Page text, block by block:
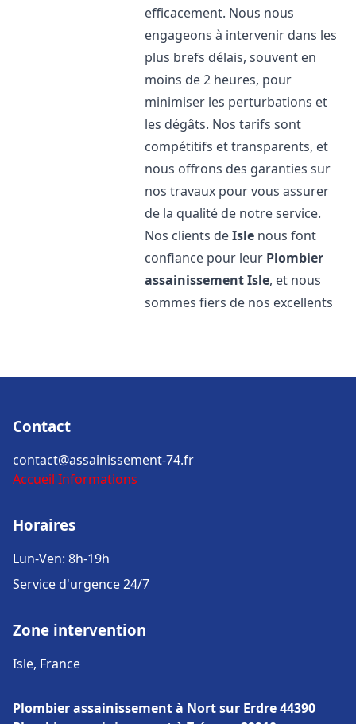
efficacement. Nous nous
engageons à intervenir dans les
plus brefs délais, souvent en
moins de 2 heures, pour
minimiser les perturbations et
les dégâts. Nos tarifs sont
compétitifs et transparents, et
nous offrons des garanties sur
nos travaux pour vous assurer
de la qualité de notre service.
Nos clients deIsle nous font
confiance pour leur Plombier
assainissementIsle, et nous
sommes fiers de nos excellents
Contact
contact@assainissement-74.fr
Accueil Informations
Horaires
Lun-Ven: 8h-19h
Service d'urgence 24/7
Zone intervention
Isle, France
Plombier assainissement à Nort sur Erdre 44390